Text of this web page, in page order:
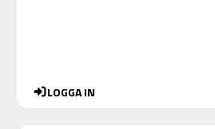
LOGGA IN